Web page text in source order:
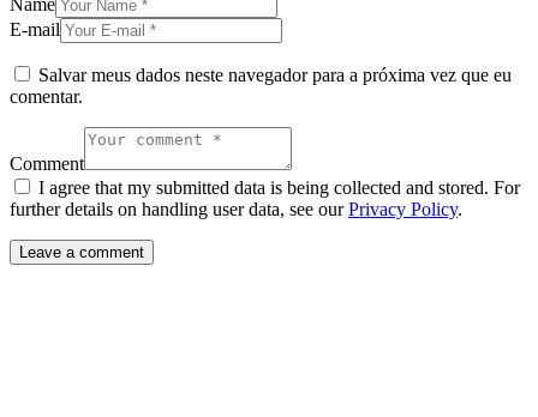
E-mail
Salvar meus dados neste navegador para a próxima vez que eu
comentar.
Comment
I agree that my submitted data is being collected and stored. For
further details on handling user data, see ourPrivacy Policy.